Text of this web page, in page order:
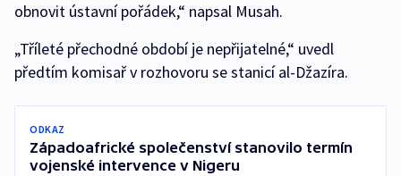
obnovit ústavní pořádek,“ napsal Musah.
„Tříleté přechodné období je nepřijatelné,“ uvedl
předtím komisař v rozhovoru se stanicí al-Džazíra.
ODKAZ
Západoafrické společenství stanovilo termín
vojenské intervence v Nigeru